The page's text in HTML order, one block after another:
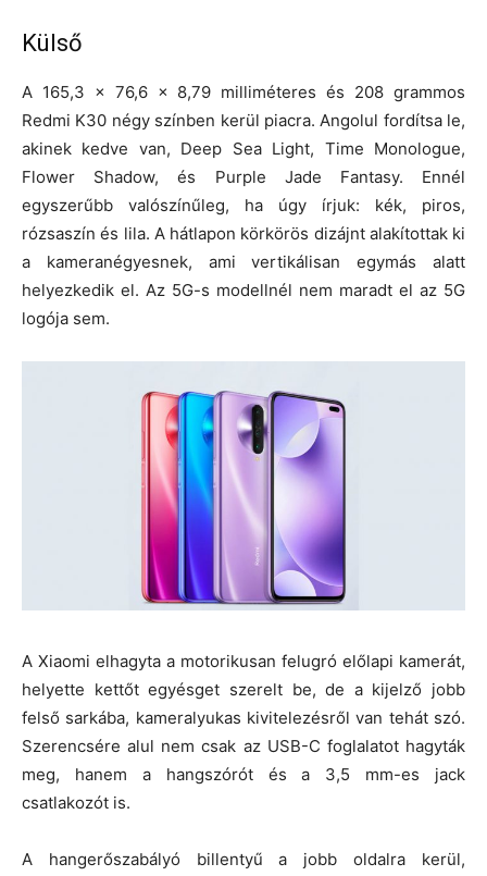
Külső
A 165,3 x 76,6 x 8,79 milliméteres és 208 grammos
Redmi K30 négy színben kerül piacra. Angolul fordítsa le,
akinek kedve van, Deep Sea Light, Time Monologue,
Flower Shadow, és Purple Jade Fantasy. Ennél
egyszerűbb valószínűleg, ha úgy írjuk: kék, piros,
rózsaszín és lila. A hátlapon körkörös dizájnt alakítottak ki
a kameranégyesnek, ami vertikálisan egymás alatt
helyezkedik el. Az 5G-s modellnél nem maradt el az 5G
logója sem.
A Xiaomi elhagyta a motorikusan felugró előlapi kamerát,
helyette kettőt egyésget szerelt be, de a kijelző jobb
felső sarkába, kameralyukas kivitelezésről van tehát szó.
Szerencsére alul nem csak az USB-C foglalatot hagyták
meg, hanem a hangszórót és a 3,5 mm-es jack
csatlakozót is.
A hangerőszabályó billentyű a jobb oldalra kerül,